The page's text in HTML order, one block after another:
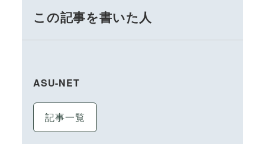
この記事を書いた人
ASU-NET
記事一覧